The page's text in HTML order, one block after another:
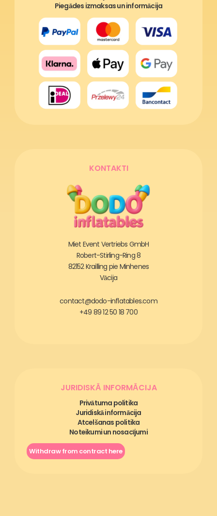
Piegādes izmaksas un informācija
KONTAKTI
Miet Event Vertriebs GmbH
Robert-Stirling-Ring 8
82152 Krailling pie Minhenes
Vācija
contact@dodo-inflatables.com
+49 89 12 50 18 700
JURIDISKĀ INFORMĀCIJA
Privātuma politika
Juridiskā informācija
Atcelšanas politika
Noteikumi un nosacījumi
Withdraw from contract here